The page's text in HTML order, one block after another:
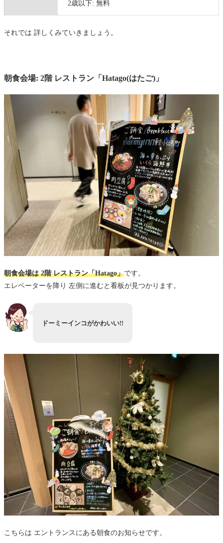
2歳以下: 無料
それでは 詳しくみていきましょう。
朝食会場: 2階 レストラン「Hatago(はたご)」
朝食会場は 2階 レストラン「Hatago」です。
エレベーターを降り 左側に進むと看板が見つかります。
ドーミーインコがかわいい!!
こちらは エントランスにある朝食のお知らせです。